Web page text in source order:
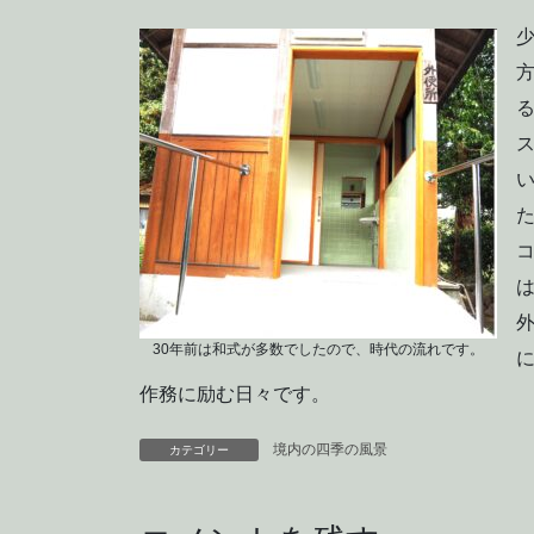
30年前は和式が多数でしたので、時代の流れです。
作務に励む日々です。
カテゴリー 境内の四季の風景